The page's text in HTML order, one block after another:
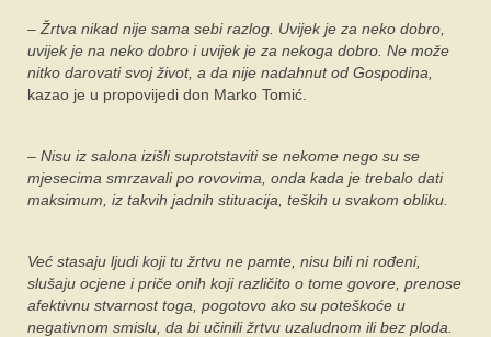
– Žrtva nikad nije sama sebi razlog. Uvijek je za neko dobro,
uvijek je na neko dobro i uvijek je za nekoga dobro. Ne može
nitko darovati svoj život, a da nije nadahnut od Gospodina,
kazao je u propovijedi don Marko Tomić.
– Nisu iz salona izišli suprotstaviti se nekome nego su se
mjesecima smrzavali po rovovima, onda kada je trebalo dati
maksimum, iz takvih jadnih stituacija, teških u svakom obliku.
Već stasaju ljudi koji tu žrtvu ne pamte, nisu bili ni rođeni,
slušaju ocjene i priče onih koji različito o tome govore, prenose
afektivnu stvarnost toga, pogotovo ako su poteškoće u
negativnom smislu, da bi učinili žrtvu uzaludnom ili bez ploda.